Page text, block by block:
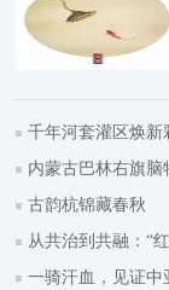
千年河套灌区焕新
内蒙古巴林右旗
古韵杭锦藏春秋
从共治到共融：“
一骑汗血，见证中